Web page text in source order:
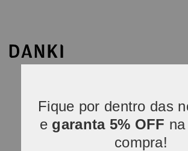
Fique por dentro das
e garanta 5% OFF
compra!